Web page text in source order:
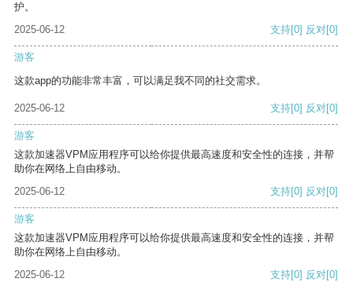
护。
2025-06-12
支持[0] 反对[0]
游客
这款app的功能非常丰富，可以满足我不同的社交需求。
2025-06-12 支持[0] 反对[0]
游客
这款加速器VPM应用程序可以给你提供最高速度和安全性的连接，并帮
助你在网络上自由移动。
2025-06-12
支持[0] 反对[0]
游客
这款加速器VPM应用程序可以给你提供最高速度和安全性的连接，并帮
助你在网络上自由移动。
2025-06-12
支持[0] 反对[0]